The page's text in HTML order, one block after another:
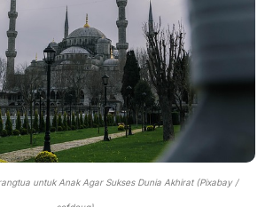
untuk Anak Agar Sukses Dunia Akhirat (Pixabay /